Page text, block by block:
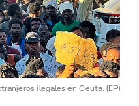
ilegales en Ceuta. (EP)